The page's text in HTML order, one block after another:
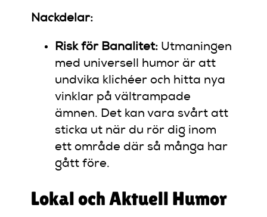
Nackdelar:
Risk för Banalitet: Utmaningen
med universell humor är att
undvika klichéer och hitta nya
vinklar på vältrampade
ämnen. Det kan vara svårt att
sticka ut när du rör dig inom
ett område där så många har
gått före.
Lokal och Aktuell Humor